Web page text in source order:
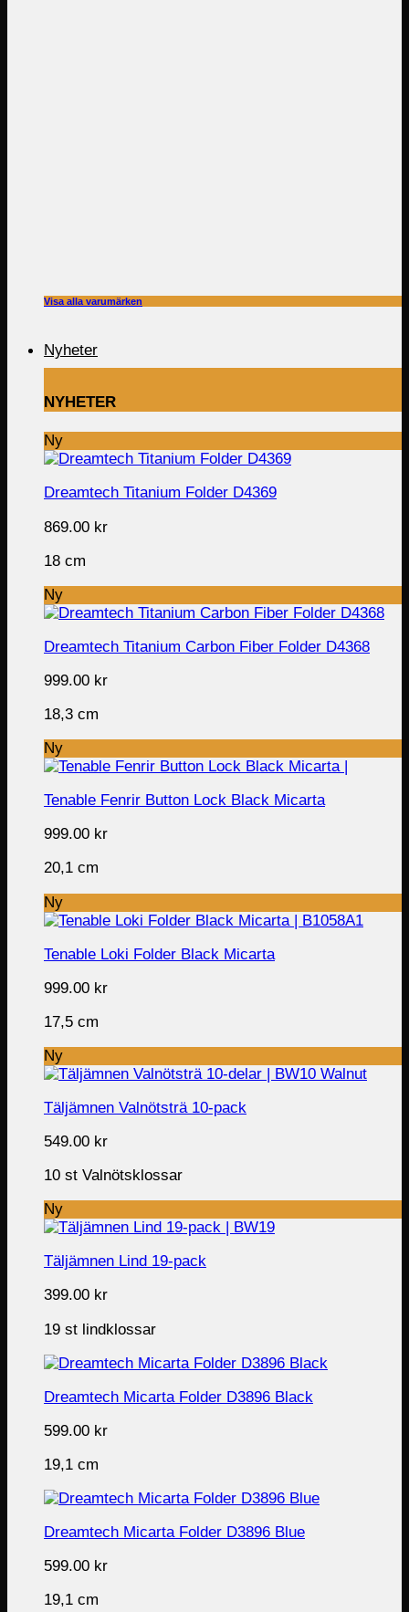
Visa alla varumärken
Nyheter
NYHETER
Ny
Dreamtech Titanium Folder D4369
869.00 kr
18 cm
Ny
Dreamtech Titanium Carbon Fiber Folder D4368
999.00 kr
18,3 cm
Ny
Tenable Fenrir Button Lock Black Micarta
999.00 kr
20,1 cm
Ny
Tenable Loki Folder Black Micarta
999.00 kr
17,5 cm
Ny
Täljämnen Valnötsträ 10-pack
549.00 kr
10 st Valnötsklossar
Ny
Täljämnen Lind 19-pack
399.00 kr
19 st lindklossar
Dreamtech Micarta Folder D3896 Black
599.00 kr
19,1 cm
Dreamtech Micarta Folder D3896 Blue
599.00 kr
19,1 cm